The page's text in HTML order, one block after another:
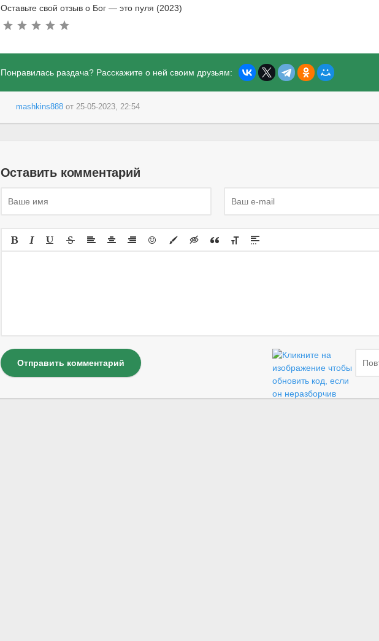
Оставьте свой отзыв о Бог — это пуля (2023)
Понравилась раздача? Расскажите о ней своим друзьям:
mashkins888от 25-05-2023, 22:54
Оставить комментарий
Отправить комментарий